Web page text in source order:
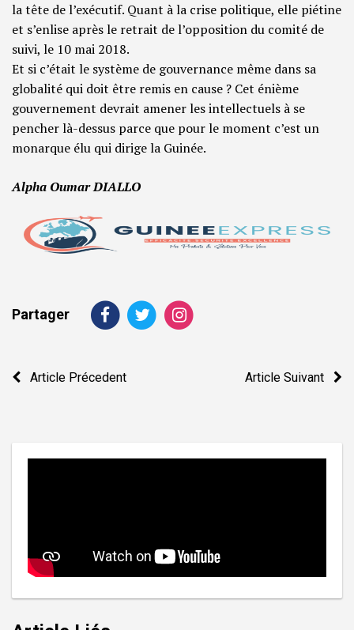
la tête de l’exécutif. Quant à la crise politique, elle piétine
et s’enlise après le retrait de l’opposition du comité de
suivi, le 10 mai 2018.
Et si c’était le système de gouvernance même dans sa
globalité qui doit être remis en cause ? Cet énième
gouvernement devrait amener les intellectuels à se
pencher là-dessus parce que pour le moment c’est un
monarque élu qui dirige la Guinée.
Alpha Oumar DIALLO
Partager
Navigation
Article Précedent Article Suivant